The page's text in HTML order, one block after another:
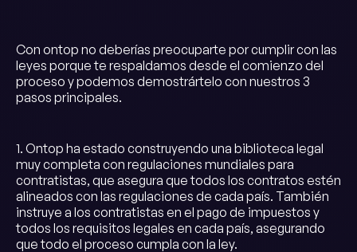
Con ontop no deberías preocuparte por cumplir con las
leyes porque te respaldamos desde el comienzo del
proceso y podemos demostrártelo con nuestros 3
pasos principales.
1. Ontop ha estado construyendo una biblioteca legal
muy completa con regulaciones mundiales para
contratistas, que asegura que todos los contratos estén
alineados con las regulaciones de cada país. También
instruye a los contratistas en el pago de impuestos y
todos los requisitos legales en cada país, asegurando
que todo el proceso cumpla con la ley.